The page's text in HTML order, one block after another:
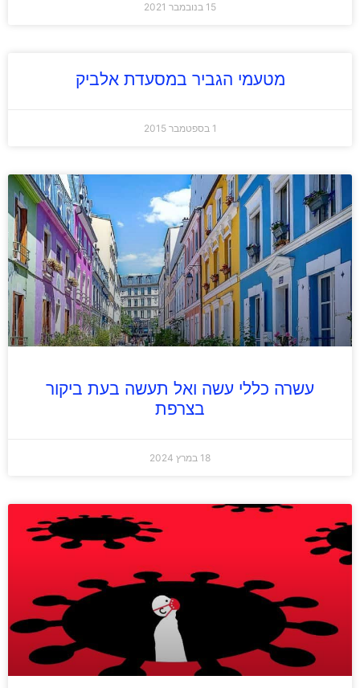
15 בנובמבר 2021
מטעמי הגביר במסעדת אלביק
1 בספטמבר 2015
עשרה כללי עשה ואל תעשה בעת ביקור
בצרפת
18 במרץ 2024